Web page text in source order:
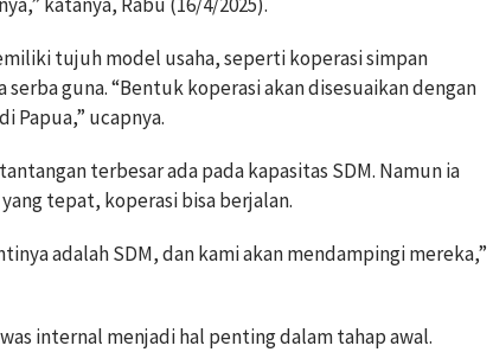
katanya, Rabu (16/4/2025).
tujuh model usaha, seperti koperasi simpan
guna. “Bentuk koperasi akan disesuaikan dengan
Papua,” ucapnya.
terbesar ada pada kapasitas SDM. Namun ia
tepat, koperasi bisa berjalan.
adalah SDM, dan kami akan mendampingi mereka,”
internal menjadi hal penting dalam tahap awal.